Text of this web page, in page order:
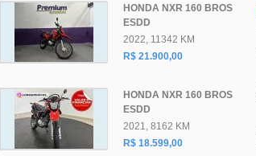
HONDA NXR 160 BROS
ESDD
2022, 11342 KM
R$ 21.900,00
HONDA NXR 160 BROS
ESDD
2021, 8162 KM
R$ 18.599,00